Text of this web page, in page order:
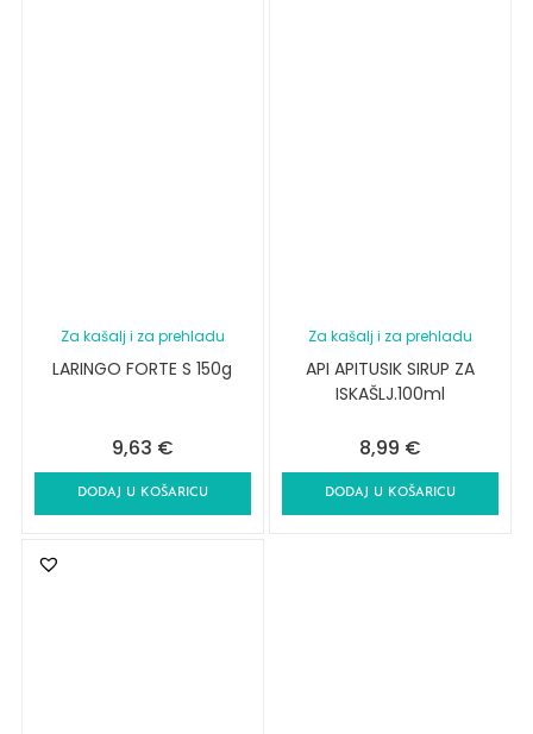
Za kašalj i za prehladu
LARINGO FORTE S 150g
9,63 €
DODAJ U KOŠARICU
Za kašalj i za prehladu
API APITUSIK SIRUP ZA
ISKAŠLJ.100ml
8,99 €
DODAJ U KOŠARICU